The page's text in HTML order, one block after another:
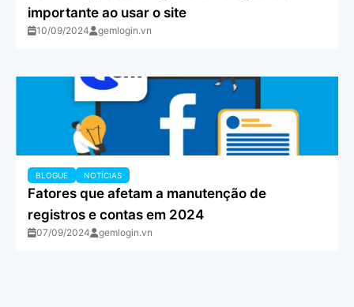
importante ao usar o site
10/09/2024 gemlogin.vn
BLOGUE NOTÍCIAS
Fatores que afetam a manutenção de
registros e contas em 2024
07/09/2024 gemlogin.vn